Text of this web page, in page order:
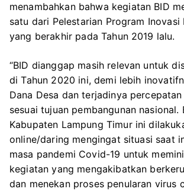
menambahkan bahwa kegiatan BID
satu dari Pelestarian Program Inovasi
yang berakhir pada Tahun 2019 lalu.
“BID dianggap masih relevan untuk
di Tahun 2020 ini, demi lebih
Dana Desa dan terjadinya
sesuai tujuan pembangunan nasional.
Kabupaten Lampung Timur ini
online/daring mengingat situasi saat
masa pandemi Covid-19 untuk
kegiatan yang mengakibatkan
dan menekan proses penularan virus